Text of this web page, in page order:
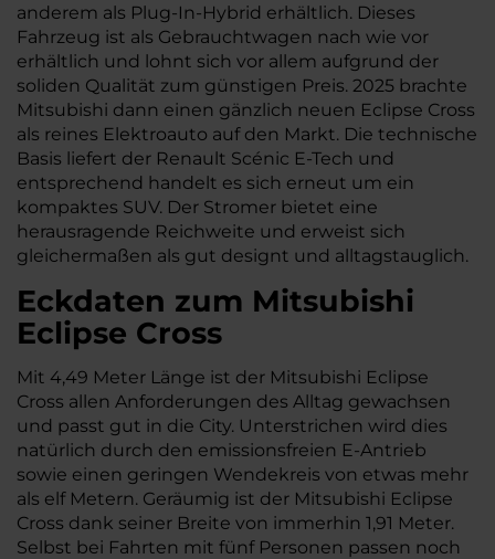
anderem als Plug-In-Hybrid erhältlich. Dieses
Fahrzeug ist als Gebrauchtwagen nach wie vor
erhältlich und lohnt sich vor allem aufgrund der
soliden Qualität zum günstigen Preis. 2025 brachte
Mitsubishi dann einen gänzlich neuen Eclipse Cross
als reines Elektroauto auf den Markt. Die technische
Basis liefert der Renault Scénic E-Tech und
entsprechend handelt es sich erneut um ein
kompaktes SUV. Der Stromer bietet eine
herausragende Reichweite und erweist sich
gleichermaßen als gut designt und alltagstauglich.
Eckdaten zum Mitsubishi
Eclipse Cross
Mit 4,49 Meter Länge ist der Mitsubishi Eclipse
Cross allen Anforderungen des Alltag gewachsen
und passt gut in die City. Unterstrichen wird dies
natürlich durch den emissionsfreien E-Antrieb
sowie einen geringen Wendekreis von etwas mehr
als elf Metern. Geräumig ist der Mitsubishi Eclipse
Cross dank seiner Breite von immerhin 1,91 Meter.
Selbst bei Fahrten mit fünf Personen passen noch